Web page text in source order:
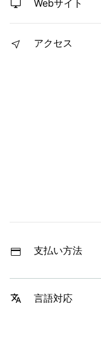
Webサイト
アクセス
支払い方法
言語対応